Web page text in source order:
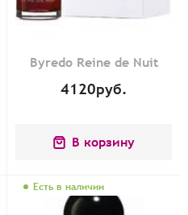
Byredo Reine de Nuit
4120руб.
В корзину
Есть в наличии